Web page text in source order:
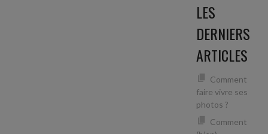
LES
DERNIERS
ARTICLES
Comment
faire vivre ses
photos ?
Comment